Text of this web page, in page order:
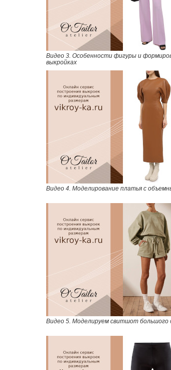
Видео 3. Особенности фигуры и
выкройках
Видео 4. Моделирование платья с
Видео 5. Моделируем свитшот большого